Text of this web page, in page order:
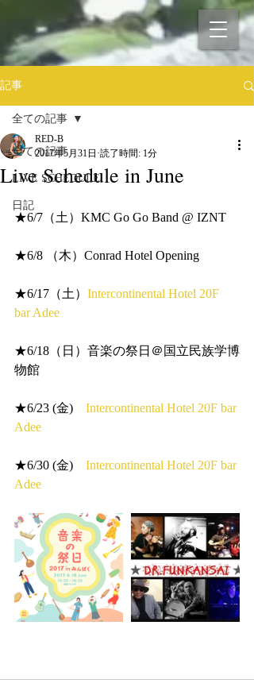
記事
全ての記事
LIVE SCHEDULE
日記
全ての記事
Live Schedule in June
RED-B
2017年5月31日 読了時間: 1分
★6/7（土）KMC Go Go Band @ IZNT
★6/8 （木）Conrad Hotel Opening
★6/17（土） Intercontinental Hotel 20F
bar Adee
★6/18（日）音楽の祭日＠国立民族学博
物館
★6/23 (金) Intercontinental Hotel 20F bar
Adee
★6/30 (金) Intercontinental Hotel 20F bar
Adee